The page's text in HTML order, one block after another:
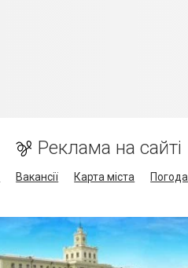
Реклама на сайті
Вакансії Карта міста Погода